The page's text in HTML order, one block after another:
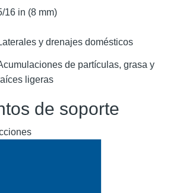
16 in (8 mm)
y drenajes domésticos
de partículas, grasa y
ligeras
de soporte